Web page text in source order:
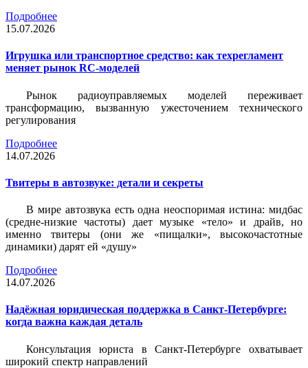
Подробнее
15.07.2026
Игрушка или транспортное средство: как техрегламент
меняет рынок RC-моделей
Рынок радиоуправляемых моделей переживает
трансформацию, вызванную ужесточением технического
регулирования
Подробнее
14.07.2026
Твитеры в автозвуке: детали и секреты
В мире автозвука есть одна неоспоримая истина: мидбас
(средне-низкие частоты) дает музыке «тело» и драйв, но
именно твитеры (они же «пищалки», высокочастотные
динамики) дарят ей «душу»
Подробнее
14.07.2026
Надёжная юридическая поддержка в Санкт-Петербурге:
когда важна каждая деталь
Консультация юриста в Санкт-Петербурге охватывает
широкий спектр направлений